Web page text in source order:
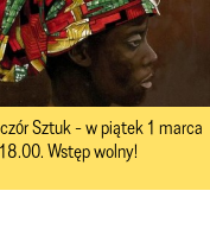
Sztuk - w piątek 1 marca
Wstęp wolny!